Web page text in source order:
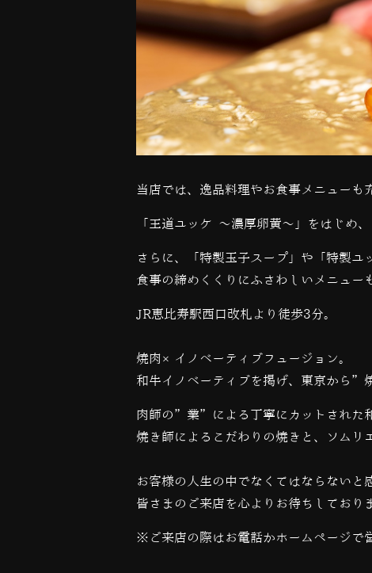
当店では、逸品料理やお食事メニューも
「王道ユッケ 〜濃厚卵黄〜」をはじめ
さらに、「特製玉子スープ」や「特製ユ
食事の締めくくりにふさわしいメニュー
JR恵比寿駅西口改札より徒歩3分。
焼肉×イノベーティブフュージョン。
和牛イノベーティブを掲げ、東京から”
肉師の”業”による丁寧にカットされた
焼き師によるこだわりの焼きと、ソムリ
お客様の人生の中でなくてはならないと
皆さまのご来店を心よりお待ちしており
※ご来店の際はお電話かホームページで